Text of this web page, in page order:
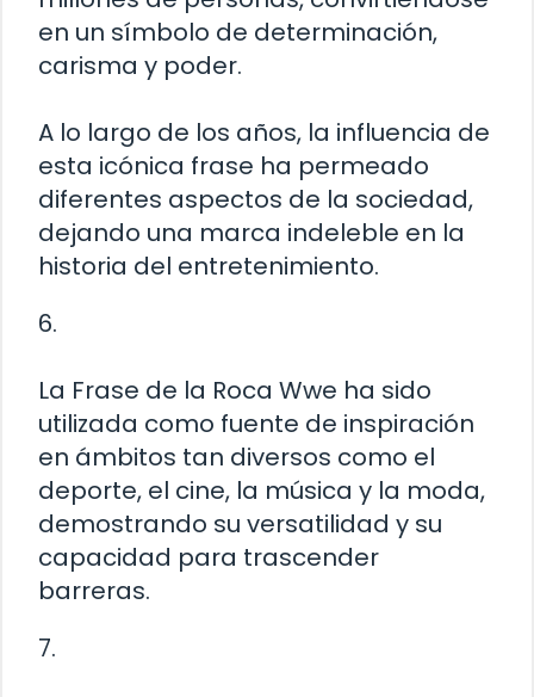
en un símbolo de determinación,
carisma y poder.
A lo largo de los años, la influencia de
esta icónica frase ha permeado
diferentes aspectos de la sociedad,
dejando una marca indeleble en la
historia del entretenimiento.
6.
La Frase de la Roca Wwe ha sido
utilizada como fuente de inspiración
en ámbitos tan diversos como el
deporte, el cine, la música y la moda,
demostrando su versatilidad y su
capacidad para trascender
barreras.
7.